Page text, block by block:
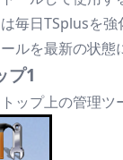
毎日TSplusを
ルを最新の状
プ1
ップ上の管理ツ